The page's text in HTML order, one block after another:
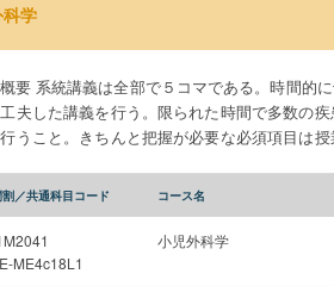
学
イド供覧を通して視覚的に病態を理解できる
夫した講義を行う。限られた時間で多数の
うこと。きちんと把握が必要な必須項目は
／共通科目コード コース名
ME4c18L1
小児外科学